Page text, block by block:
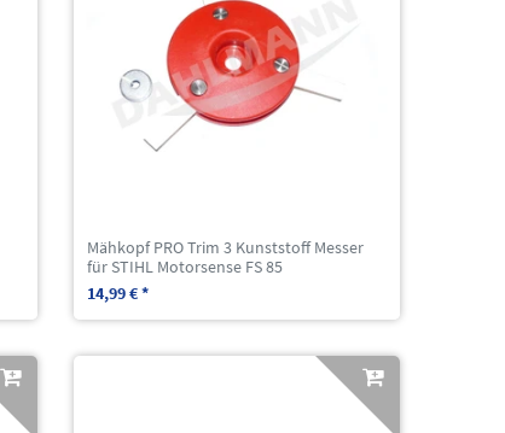
Mähkopf PRO Trim 3 Kunststoff Messer
für STIHL Motorsense FS 85
14,99 € *